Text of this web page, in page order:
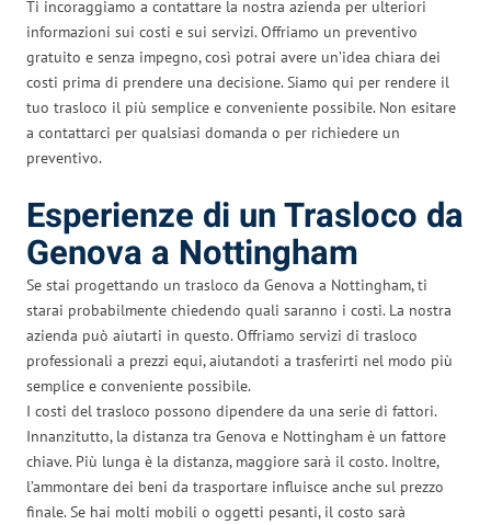
Ti incoraggiamo a contattare la nostra azienda per ulteriori
informazioni sui costi e sui servizi. Offriamo un preventivo
gratuito e senza impegno, così potrai avere un’idea chiara dei
costi prima di prendere una decisione. Siamo qui per rendere il
tuo trasloco il più semplice e conveniente possibile. Non esitare
a contattarci per qualsiasi domanda o per richiedere un
preventivo.
Esperienze di un Trasloco da
Genova a Nottingham
Se stai progettando un trasloco da Genova a Nottingham, ti
starai probabilmente chiedendo quali saranno i costi. La nostra
azienda può aiutarti in questo. Offriamo servizi di trasloco
professionali a prezzi equi, aiutandoti a trasferirti nel modo più
semplice e conveniente possibile.
I costi del trasloco possono dipendere da una serie di fattori.
Innanzitutto, la distanza tra Genova e Nottingham è un fattore
chiave. Più lunga è la distanza, maggiore sarà il costo. Inoltre,
l’ammontare dei beni da trasportare influisce anche sul prezzo
finale. Se hai molti mobili o oggetti pesanti, il costo sarà